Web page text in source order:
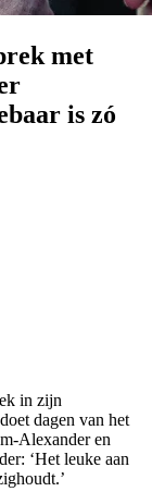
met
is zó
in zijn
dagen van het
Alexander en
‘Het leuke aan